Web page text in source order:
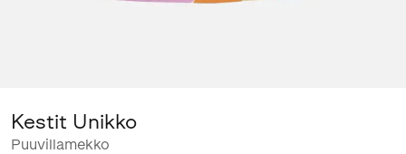
Kestit Unikko
Puuvillamekko